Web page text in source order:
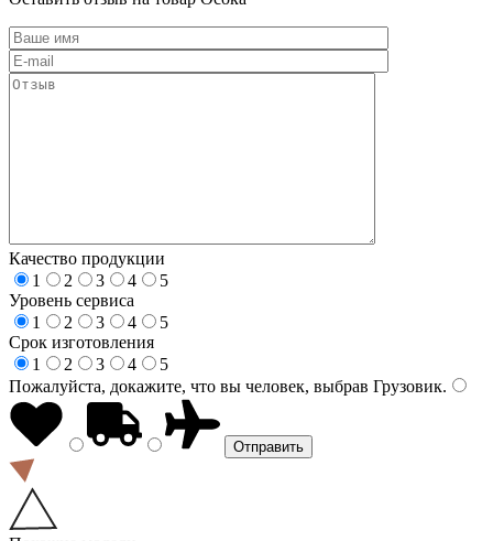
Качество продукции
1
2 3 4
5
Уровень сервиса
1
2 3 4
5
Срок изготовления
1
2 3 4
5
Пожалуйста, докажите, что вы человек, выбрав Грузовик.